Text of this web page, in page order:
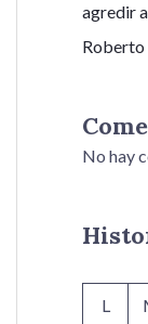
agredir
No hay
L